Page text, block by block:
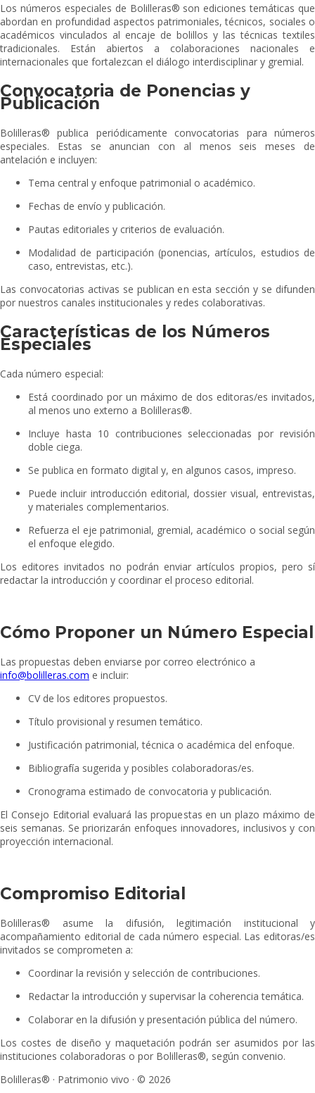
Los números especiales de Bolilleras® son ediciones temáticas que
abordan en profundidad aspectos patrimoniales, técnicos, sociales o
académicos vinculados al encaje de bolillos y las técnicas textiles
tradicionales. Están abiertos a colaboraciones nacionales e
internacionales que fortalezcan el diálogo interdisciplinar y gremial.
Convocatoria de Ponencias y
Publicación
Bolilleras® publica periódicamente convocatorias para números
especiales. Estas se anuncian con al menos seis meses de
antelación e incluyen:
Tema central y enfoque patrimonial o académico.
Fechas de envío y publicación.
Pautas editoriales y criterios de evaluación.
Modalidad de participación (ponencias, artículos, estudios de
caso, entrevistas, etc.).
Las convocatorias activas se publican en esta sección y se difunden
por nuestros canales institucionales y redes colaborativas.
Características de los Números
Especiales
Cada número especial:
Está coordinado por un máximo de dos editoras/es invitados,
al menos uno externo a Bolilleras®.
Incluye hasta 10 contribuciones seleccionadas por revisión
doble ciega.
Se publica en formato digital y, en algunos casos, impreso.
Puede incluir introducción editorial, dossier visual, entrevistas,
y materiales complementarios.
Refuerza el eje patrimonial, gremial, académico o social según
el enfoque elegido.
Los editores invitados no podrán enviar artículos propios, pero sí
redactar la introducción y coordinar el proceso editorial.
Cómo Proponer un Número Especial
Las propuestas deben enviarse por correo electrónico a
info@bolilleras.com e incluir:
CV de los editores propuestos.
Título provisional y resumen temático.
Justificación patrimonial, técnica o académica del enfoque.
Bibliografía sugerida y posibles colaboradoras/es.
Cronograma estimado de convocatoria y publicación.
El Consejo Editorial evaluará las propuestas en un plazo máximo de
seis semanas. Se priorizarán enfoques innovadores, inclusivos y con
proyección internacional.
Compromiso Editorial
Bolilleras® asume la difusión, legitimación institucional y
acompañamiento editorial de cada número especial. Las editoras/es
invitados se comprometen a:
Coordinar la revisión y selección de contribuciones.
Redactar la introducción y supervisar la coherencia temática.
Colaborar en la difusión y presentación pública del número.
Los costes de diseño y maquetación podrán ser asumidos por las
instituciones colaboradoras o por Bolilleras®, según convenio.
Bolilleras® · Patrimonio vivo · © 2026